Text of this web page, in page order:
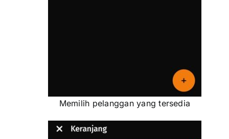
Memilih pelanggan yang tersedia